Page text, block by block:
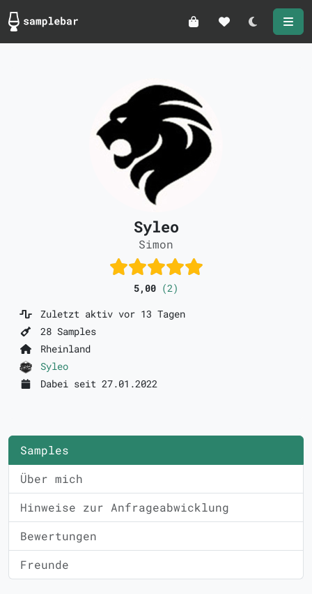
Darkmode
Syleo
Simon
5,00 (2)
Zuletzt aktiv vor 13 Tagen
28 Samples
Rheinland
Syleo
Dabei seit 27.01.2022
Samples
Über mich
Hinweise zur Anfrageabwicklung
Bewertungen
Freunde